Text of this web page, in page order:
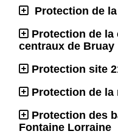
Protection de
Protection de la
centraux de Bruay
Protection site
Protection de la
Protection des
Fontaine Lorraine